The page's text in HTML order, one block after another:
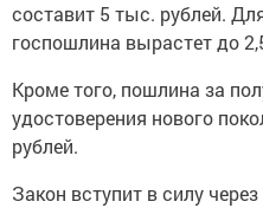
составит 5 тыс. рублей.
госпошлина вырастет до
Кроме того, пошлина за
удостоверения нового
рублей.
Закон вступит в силу